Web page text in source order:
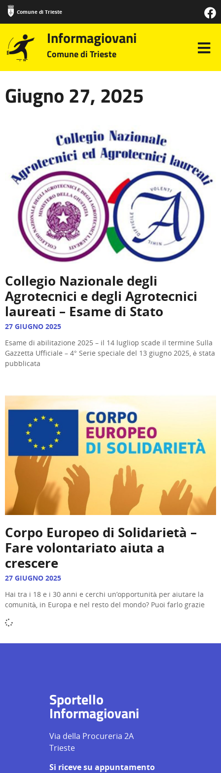
Comune di Trieste
Informagiovani
Comune di Trieste
Giugno 27, 2025
Collegio Nazionale degli
Agrotecnici e degli Agrotecnici
laureati – Esame di Stato
27 GIUGNO 2025
Esame di abilitazione 2025 – il 14 lugliop scade il termine Sulla
Gazzetta Ufficiale – 4° Serie speciale del 13 giugno 2025, è stata
pubblicata
Corpo Europeo di Solidarietà –
Fare volontariato aiuta a
crescere
27 GIUGNO 2025
Hai tra i 18 e i 30 anni e cerchi un’opportunità per aiutare la
comunità, in Europa e nel resto del mondo? Puoi farlo grazie
Sportello
Informagiovani
Via della Procureria 2A
Trieste
Si riceve su appuntamento